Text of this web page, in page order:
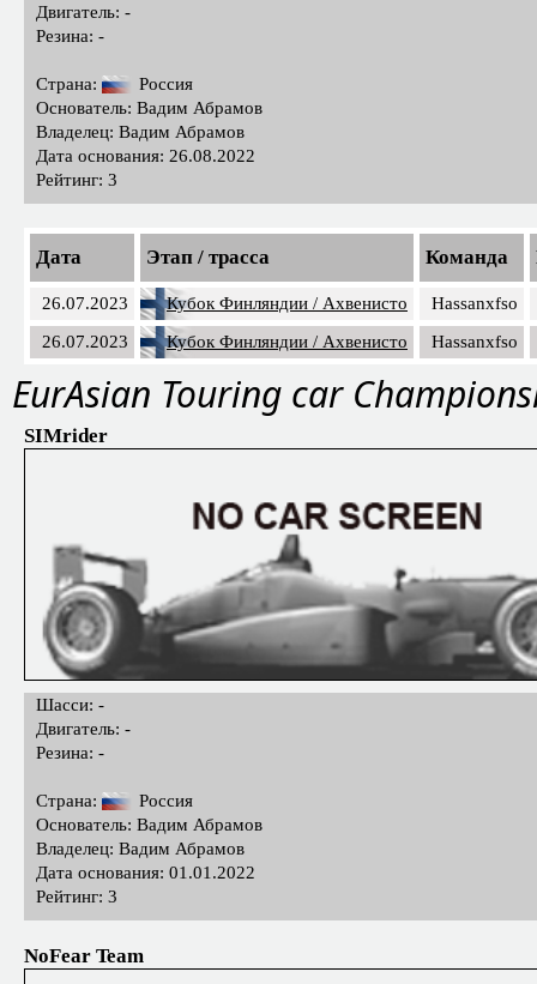
Двигатель: -
Резина: -
Страна:
Россия
Основатель: Вадим Абрамов
Владелец: Вадим Абрамов
Дата основания: 26.08.2022
Рейтинг: 3
Дата Этап / трасса Команда
26.07.2023 Кубок Финляндии / Ахвенисто
Hassanxfso
26.07.2023
Кубок Финляндии / Ахвенисто Hassanxfso
EurAsian Touring car
SIMrider
Шасси: -
Двигатель: -
Резина: -
Страна:
Россия
Основатель: Вадим Абрамов
Владелец: Вадим Абрамов
Дата основания: 01.01.2022
Рейтинг: 3
NoFear Team